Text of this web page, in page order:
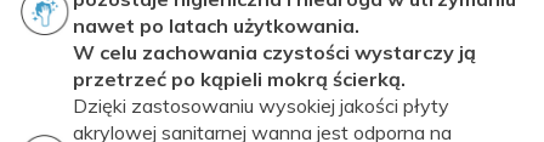
nawet po latach użytkowania.
W celu zachowania czystości wystarczy ją
przetrzeć po kąpieli mokrą ścierką.
Dzięki zastosowaniu wysokiej jakości płyty
akrylowej sanitarnej wanna jest odporna na